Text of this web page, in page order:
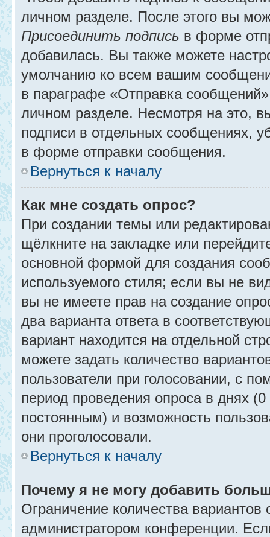
личном разделе. После этого вы
Присоединить подпись в форме
добавилась. Вы также можете
умолчанию ко всем вашим
в параграфе «Отправка
личном разделе. Несмотря на это,
подписи в отдельных сообщениях,
в форме отправки сообщения.
Вернуться к началу
Как мне создать опрос?
При создании темы или
щёлкните на закладке или
основной формой для создания
используемого стиля; если вы не
вы не имеете прав на создание
два варианта ответа в
вариант находится на отдельной
можете задать количество
пользователи при голосовании, с
период проведения опроса в днях (0
постоянным) и возможность
они проголосовали.
Вернуться к началу
Почему я не могу добавить
Ограничение количества вариантов
администратором конференции.